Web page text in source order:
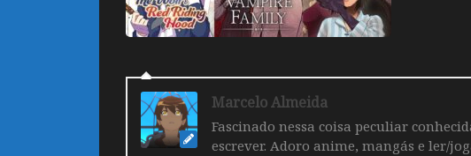
Marcelo Almeida
Fascinado nessa coisa peculiar
escrever. Adoro anime, mangás e ler/